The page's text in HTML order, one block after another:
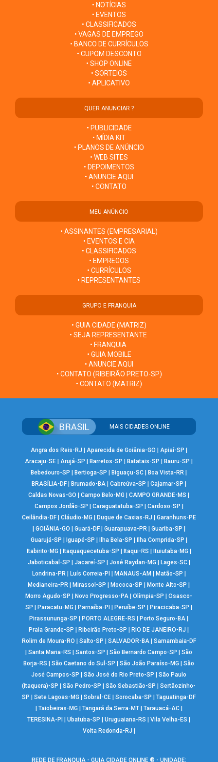
• NOTÍCIAS
• EVENTOS
• CLASSIFICADOS
• VAGAS DE EMPREGO
• BANCO DE CURRÍCULOS
• CUPOM DESCONTO
• SHOP ONLINE
• SORTEIOS
• APLICATIVO
QUER ANUNCIAR ?
• PUBLICIDADE
• MÍDIA KIT
• PLANOS DE ANÚNCIO
• WEB SITES
• DEPOIMENTOS
• ANUNCIE AQUI
• CONTATO
MEU ANÚNCIO
• ASSINANTES (EMPRESARIAL)
• EVENTOS E CIA
• CLASSIFICADOS
• EMPREGOS
• CURRÍCULOS
• REPRESENTANTES
GRUPO E FRANQUIA
• GUIA CIDADE (MATRIZ)
• SEJA REPRESENTANTE
• FRANQUIA
• GUIA MOBILE
• ANUNCIE AQUI
• CONTATO (RIBEIRÃO PRETO-SP)
• CONTATO (MATRIZ)
MAIS CIDADES ONLINE
Angra dos Reis-RJ Aparecida de Goiânia-GO Apiaí-SP
Aracaju-SE |Arujá-SP Barretos-SP Batatais-SP Bauru-SP
Bebedouro-SP
Bertioga-SP Biguaçu-SC Boa Vista-RR
BRASÍLIA-DF| Brumado-BA| Cabreúva-SP Cajamar-SP
Caldas Novas-GO
|Campo Belo-MG |CAMPO GRANDE-MS
Campos Jordão-SP
Caraguatatuba-SP Cardoso-SP
Ceilândia-DF| Cláudio-MG Duque de Caxias-RJ
Garanhuns-PE
GOIÂNIA-GO Guará-DF| Guarapuava-PR| Guariba-SP
Guarujá-SP
Iguapé-SP Ilha Bela-SP Ilha Comprida-SP
Itabirito-MG
Itaquaquecetuba-SP Itaqui-RS Ituiutaba-MG
Jaboticabal-SP
Jacareí-SP José Raydan-MG Lages-SC|
Londrina-PR| Luís Correia-PI MANAUS-AM Matão-SP
Medianeira-PR
Mirassol-SP Mococa-SP Monte Alto-SP
Morro Agudo-SP
Novo Progresso-PA |Olímpia-SP |Osasco-
SP
Paracatu-MG Parnaíba-PI Peruíbe-SP Piracicaba-SP
Pirassununga-SP
PORTO ALEGRE-RS Porto Seguro-BA
Praia Grande-SP
Ribeirão Preto-SP RIO DE JANEIRO-RJ
Rolim de Moura-RO
Salto-SP SALVADOR-BA| Samambaia-DF
|Santa Maria-RS |Santos-SP |São Bernardo Campo-SP |São
Borja-RS
|São Caetano do Sul-SP |São João Paraíso-MG |São
José Campos-SP
|São José do Rio Preto-SP |São Paulo
(Itaquera)-SP
|São Pedro-SP |São Sebastião-SP |Sertãozinho-
SP
|Sete Lagoas-MG |Sobral-CE |Sorocaba-SP |Taguatinga-DF
Taiobeiras-MG Tangará da Serra-MT| Tarauacá-AC|
TERESINA-PI
|Ubatuba-SP |Uruguaiana-RS |Vila Velha-ES
Volta Redonda-RJ
REDE DE FRANQUIA - GUIA CIDADE ONLINE ® - UNIDADE: